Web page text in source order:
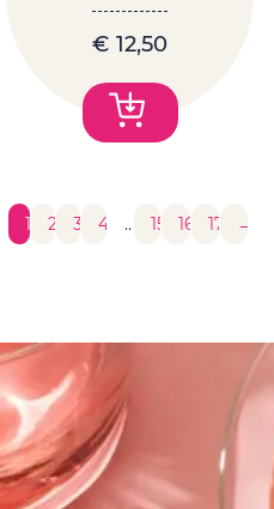
€ 12,50
1 2 3 4 … 15 16 17 →